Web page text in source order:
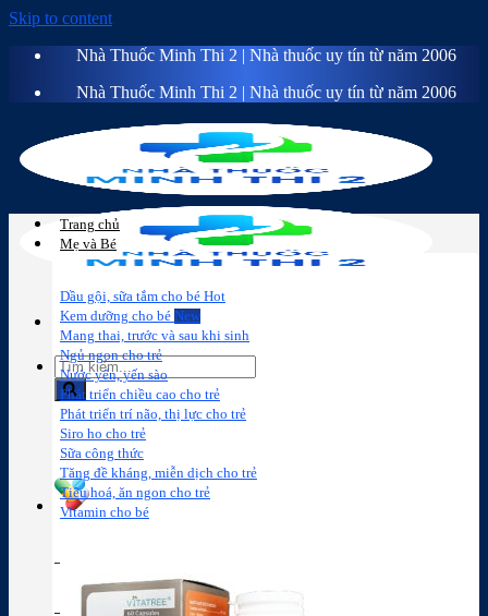
Skip to content
Nhà Thuốc Minh Thi 2 | Nhà thuốc uy tín từ năm 2006
Nhà Thuốc Minh Thi 2 | Nhà thuốc uy tín từ năm 2006
Sữa công
thức
Thành phần thuốc
Trang chủ
Mẹ và Bé
Dầu gội, sữa tắm cho bé
Kem dưỡng cho bé
Mang thai, trước và sau khi sinh
Ngủ ngon cho trẻ
Nước yến, yến sào
Phát triển chiều cao cho trẻ
Phát triển trí não, thị lực cho trẻ
Siro ho cho trẻ
Sữa công thức
Tăng đề kháng, miễn dịch cho trẻ
Tiêu hoá, ăn ngon cho trẻ
Vitamin cho bé